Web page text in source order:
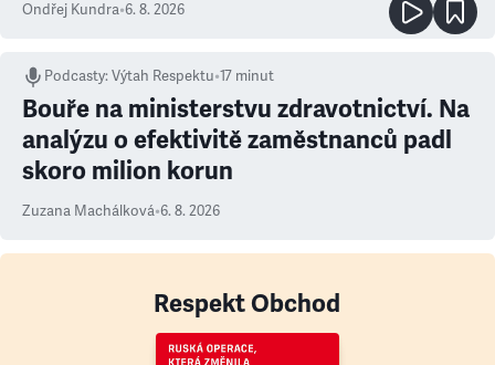
Ondřej Kundra•6. 8. 2026
Podcasty:Výtah Respektu•17 minut
Bouře na ministerstvu zdravotnictví. Na
analýzu o efektivitě zaměstnanců padl
skoro milion korun
Zuzana Machálková•6. 8. 2026
Respekt Obchod